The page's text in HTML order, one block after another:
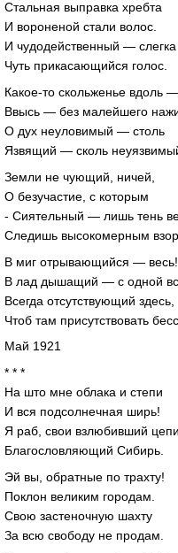
Стальная выправка хребта
И вороненой стали волос.
И чудодейственный —
Чуть прикасающийся голос.
Какое-то скольженье вдоль —
Ввысь — без малейшего
О дух неуловимый — столь
Язвящий — сколь
Земли не чующий, ничей,
О безучастие, с которым
- Сиятельный — лишь тень
Следишь высокомерным
В миг отрывающийся — весь!
В лад дышащий — с одной
Всегда отсутствующий здесь,
Чтоб там присутствовать
Май 1921
* * *
На што мне облака и степи
И вся подсолнечная ширь!
Я раб, свои взлюбивший цепи,
Благословляющий Сибирь.
Эй вы, обратные по трахту!
Поклон великим городам.
Свою застеночную шахту
За всю свободу не продам.